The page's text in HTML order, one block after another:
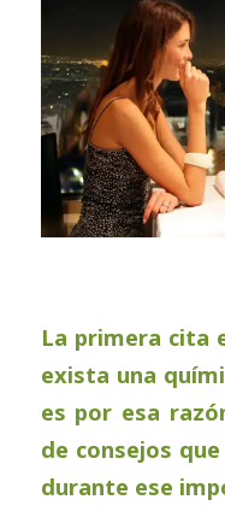
La primera cita
exista una
es por esa
de consejos
durante ese